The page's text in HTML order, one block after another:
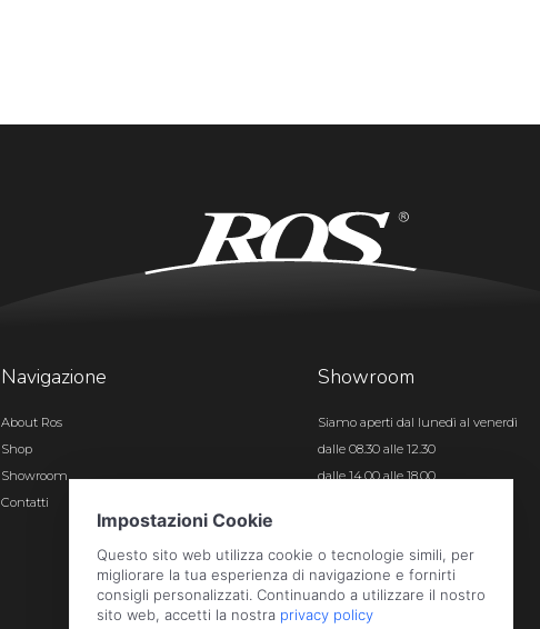
Navigazione
About Ros
Shop
Showroom
Contatti
Showroom
Siamo aperti dal lunedì al venerdì
dalle 08.30 alle 12.30
dalle 14.00 alle 18.00